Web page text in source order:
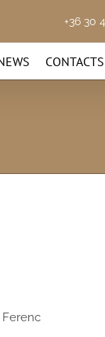
+36 30
CONTACTS
Ferenc